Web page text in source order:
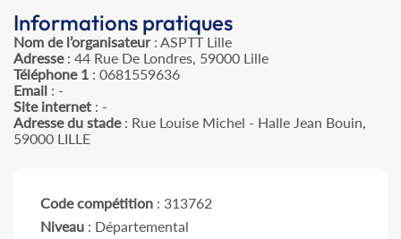
Informations pratiques
Nom de l’organisateur: ASPTT Lille
Adresse: 44 Rue De Londres, 59000 Lille
Téléphone 1 : 0681559636
Email : -
Site internet : -
Adresse du stade: Rue Louise Michel - Halle Jean Bouin,
59000 LILLE
Code compétition : 313762
Niveau : Départemental